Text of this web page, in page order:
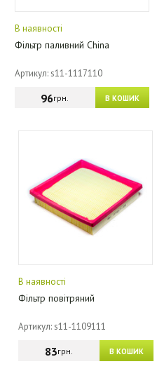
В наявності
Фільтр паливний China
Артикул: s11-1117110
В КОШИК
96грн.
В наявності
Фільтр повітряний
Артикул: s11-1109111
В КОШИК
83грн.